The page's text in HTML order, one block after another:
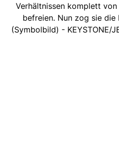
Verhältnissen komplett
befreien. Nun zog sie
(Symbolbild) - KEYSTONE/